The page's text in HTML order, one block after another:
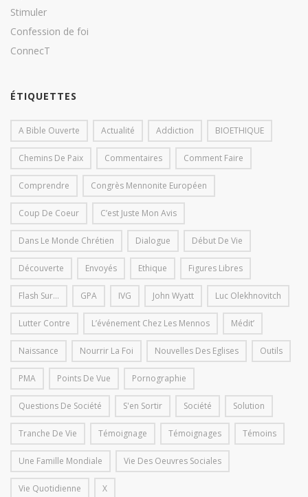
Stimuler
Confession de foi
ConnecT
ÉTIQUETTES
A Bible Ouverte Actualité Addiction BIOETHIQUE
Chemins De Paix Commentaires Comment Faire
Comprendre Congrès Mennonite Européen
Coup De Coeur C’est Juste Mon Avis
Dans Le Monde Chrétien Dialogue Début De Vie
Découverte Envoyés Ethique Figures Libres
Flash Sur... GPA IVG John Wyatt Luc Olekhnovitch
Lutter Contre L’événement Chez Les Mennos Médit’
Naissance Nourrir La Foi Nouvelles Des Eglises Outils
PMA Points De Vue Pornographie
Questions De Société S'en Sortir Société Solution
Tranche De Vie Témoignage Témoignages Témoins
Une Famille Mondiale Vie Des Oeuvres Sociales
Vie Quotidienne X